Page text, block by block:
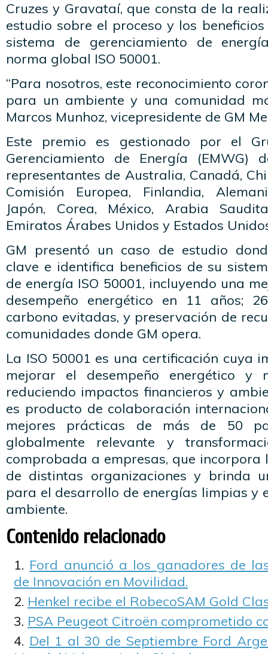
Cruzes y Gravataí, que consta de la
estudio sobre el proceso y los
sistema de gerenciamiento de
norma global ISO 50001.
“Para nosotros, este reconocimiento
para un ambiente y una comunidad
Marcos Munhoz, vicepresidente de GM
Este premio es gestionado por el
Gerenciamiento de Energía (EMWG)
representantes de Australia, Canadá,
Comisión Europea, Finlandia,
Japón, Corea, México, Arabia
Emiratos Árabes Unidos y Estados
GM presentó un caso de estudio
clave e identifica beneficios de su
de energía ISO 50001, incluyendo una
desempeño energético en 11 años;
carbono evitadas, y preservación de
comunidades donde GM opera.
La ISO 50001 es una certificación cuya
mejorar el desempeño energético y
reduciendo impactos financieros y
es producto de colaboración
mejores prácticas de más de 50
globalmente relevante y
comprobada a empresas, que incorpora
de distintas organizaciones y brinda
para el desarrollo de energías limpias y
ambiente.
Contenido relacionado
Ford anunció a los ganadores de
de Innovación en Movilidad.
Henkel recibe el RobecoSAM Gold
PSA Peugeot Citroën comprometido
Del 1 al 30 de Septiembre Ford